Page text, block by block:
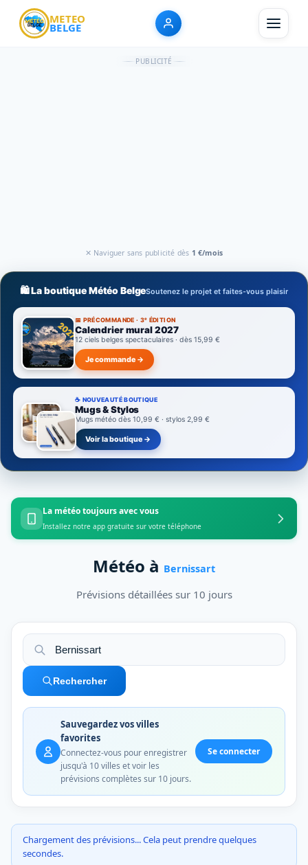
METEO
BELGE
PUBLICITÉ
✕ Naviguer sans publicité dès 1 €/mois
🛍️ La boutique Météo BelgeSoutenez le projet et faites-vous plaisir
📅 PRÉCOMMANDE · 3ᵉ ÉDITION
Calendrier mural 2027
12 ciels belges spectaculaires · dès 15,99 €
Je commande →
☕ NOUVEAUTÉ BOUTIQUE
Mugs & Stylos
Mugs météo dès 10,99 € · stylos 2,99 €
Voir la boutique →
La météo toujours avec vous
Installez notre app gratuite sur votre téléphone
Météo à Bernissart
Prévisions détaillées sur 10 jours
Rechercher
Sauvegardez vos villes
favorites
Connectez-vous pour enregistrer
jusqu'à 10 villes et voir les
prévisions complètes sur 10 jours.
Se connecter
Chargement des prévisions... Cela peut prendre quelques
secondes.